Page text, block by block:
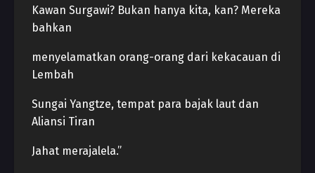
Kawan Surgawi? Bukan hanya kita, kan? Mereka
bahkan
menyelamatkan orang-orang dari kekacauan di
Lembah
Sungai Yangtze, tempat para bajak laut dan
Aliansi Tiran
Jahat merajalela.”